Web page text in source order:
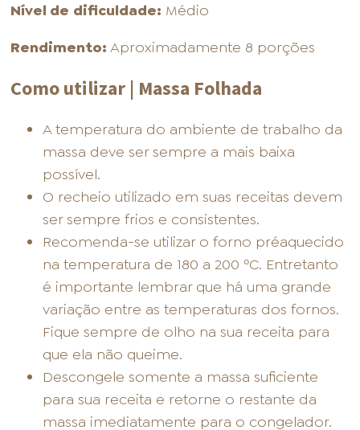
Nível de dificuldade: Médio
Rendimento: Aproximadamente 8 porções
Como utilizar | Massa Folhada
A temperatura do ambiente de trabalho da
massa deve ser sempre a mais baixa
possível.
O recheio utilizado em suas receitas devem
ser sempre frios e consistentes.
Recomenda-se utilizar o forno préaquecido
na temperatura de 180 a 200 ºC. Entretanto
é importante lembrar que há uma grande
variação entre as temperaturas dos fornos.
Fique sempre de olho na sua receita para
que ela não queime.
Descongele somente a massa suficiente
para sua receita e retorne o restante da
massa imediatamente para o congelador.